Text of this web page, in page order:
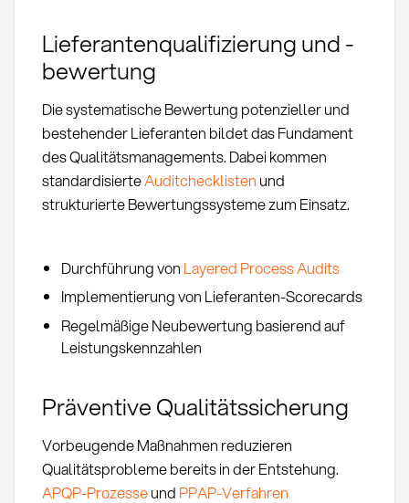
Lieferantenqualifizierung und -
bewertung
Die systematische Bewertung potenzieller und
bestehender Lieferanten bildet das Fundament
des Qualitätsmanagements. Dabei kommen
standardisierteAuditchecklisten und
strukturierte Bewertungssysteme zum Einsatz.
Durchführung von Layered Process Audits
Implementierung von Lieferanten-Scorecards
Regelmäßige Neubewertung basierend auf
Leistungskennzahlen
Präventive Qualitätssicherung
Vorbeugende Maßnahmen reduzieren
Qualitätsprobleme bereits in der Entstehung.
APQP-Prozesseund PPAP-Verfahren